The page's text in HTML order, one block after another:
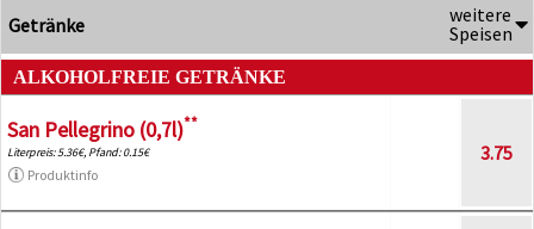
Getränke
weitere
Speisen
ALKOHOLFREIE GETRÄNKE
San Pellegrino (0,7l)**
Literpreis: 5.36€, Pfand: 0.15€
Produktinfo
3.75